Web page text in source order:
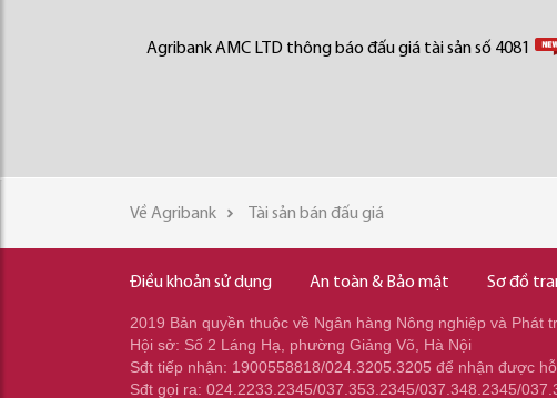
Agribank AMC LTD thông báo đấu giá tài sản số 4081
Về Agribank Tài sản bán đấu giá
Điều khoản sử dụng An toàn & Bảo mật Sơ đồ
2019 Bản quyền thuộc về Ngân hàng Nông nghiệp và Phát
Hội sở: Số 2 Láng Hạ, phường Giảng Võ, Hà Nội
Sđt tiếp nhận: 1900558818/024.3205.3205 để nhận được
Sđt gọi ra: 024.2233.2345/037.353.2345/037.348.2345/